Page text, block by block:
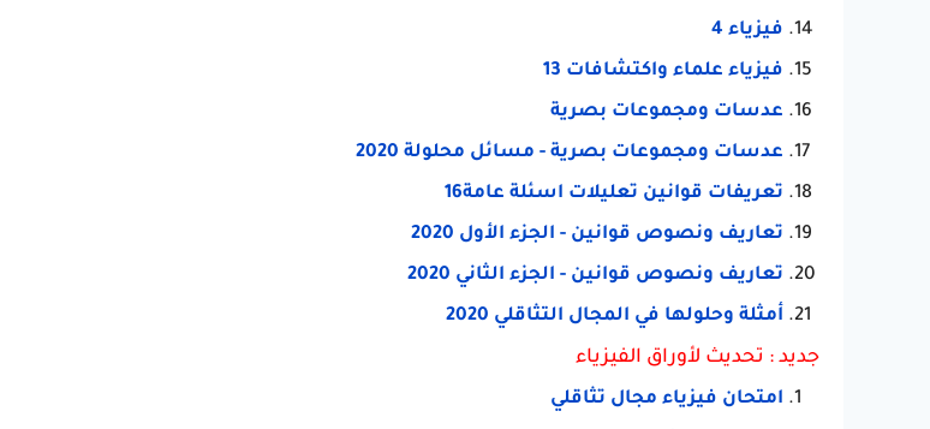
فيزياء 4
فيزياء علماء واكتشافات 13
عدسات ومجموعات بصرية
عدسات ومجموعات بصرية - مسائل محلولة 2020
تعريفات قوانين تعليلات اسئلة عامة16
تعاريف ونصوص قوانين - الجزء الأول 2020
تعاريف ونصوص قوانين - الجزء الثاني 2020
أمثلة وحلولها في المجال التثاقلي 2020
جديد : تحديث لأوراق الفيزياء
امتحان فيزياء مجال تثاقلي